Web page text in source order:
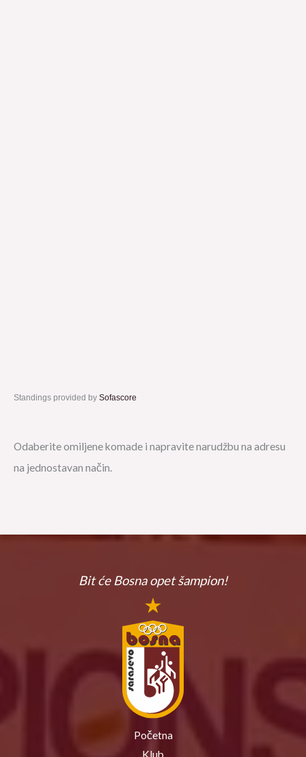
Standings provided by Sofascore
Odaberite omiljene komade i napravite narudžbu na adresu
na jednostavan način.
Bit će Bosnaopet šampion!
Početna
Klub